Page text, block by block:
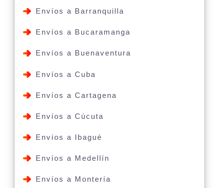
Envíos a Barranquilla
Envíos a Bucaramanga
Envíos a Buenaventura
Envíos a Cuba
Envíos a Cartagena
Envíos a Cúcuta
Envíos a Ibagué
Envíos a Medellín
Envíos a Montería